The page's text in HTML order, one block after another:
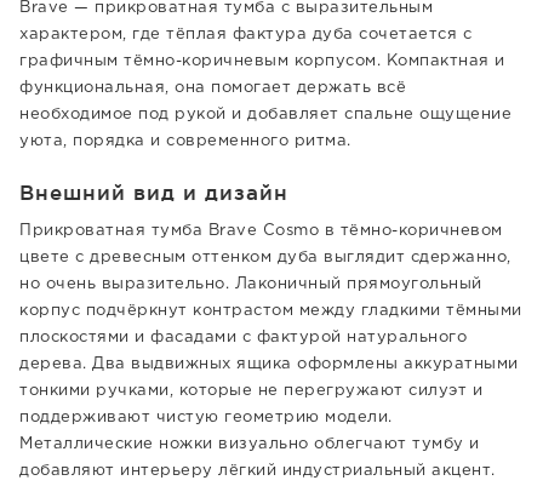
Brave — прикроватная тумба с выразительным
характером, где тёплая фактура дуба сочетается с
графичным тёмно-коричневым корпусом. Компактная и
функциональная, она помогает держать всё
необходимое под рукой и добавляет спальне ощущение
уюта, порядка и современного ритма.
Внешний вид и дизайн
Прикроватная тумба Brave Cosmo в тёмно-коричневом
цвете с древесным оттенком дуба выглядит сдержанно,
но очень выразительно. Лаконичный прямоугольный
корпус подчёркнут контрастом между гладкими тёмными
плоскостями и фасадами с фактурой натурального
дерева. Два выдвижных ящика оформлены аккуратными
тонкими ручками, которые не перегружают силуэт и
поддерживают чистую геометрию модели.
Металлические ножки визуально облегчают тумбу и
добавляют интерьеру лёгкий индустриальный акцент.